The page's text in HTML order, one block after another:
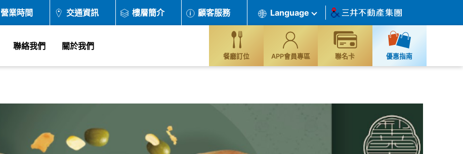
營業時間 交通資訊 樓層簡介 顧客服務 Language
聯絡我們 關於我們
餐廳訂位 APP會員專區 聯名卡 優惠指南